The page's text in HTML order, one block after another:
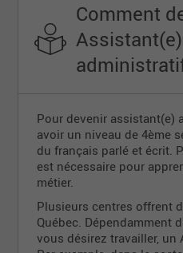
Comment
Assistant(e)
Pour devenir assistant(e)
avoir un niveau de 4ème
du français parlé et écrit.
est nécessaire pour
métier.
Plusieurs centres offrent
Québec. Dépendamment
vous désirez travailler, un